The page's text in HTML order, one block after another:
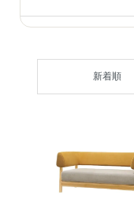
新着順